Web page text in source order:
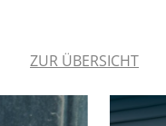
ZUR ÜBERSICHT